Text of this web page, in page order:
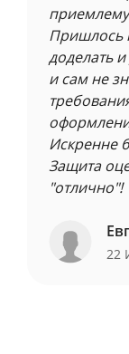
Пришлось
доделать
и сам не
Искренне
Защита
"отлично"!
22